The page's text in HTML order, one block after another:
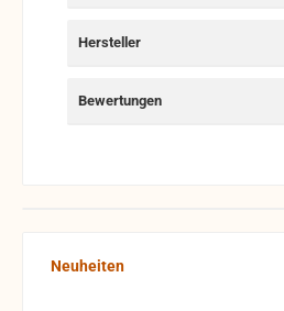
Hersteller
Bewertungen
Produktgalerie überspringen
Neuheiten